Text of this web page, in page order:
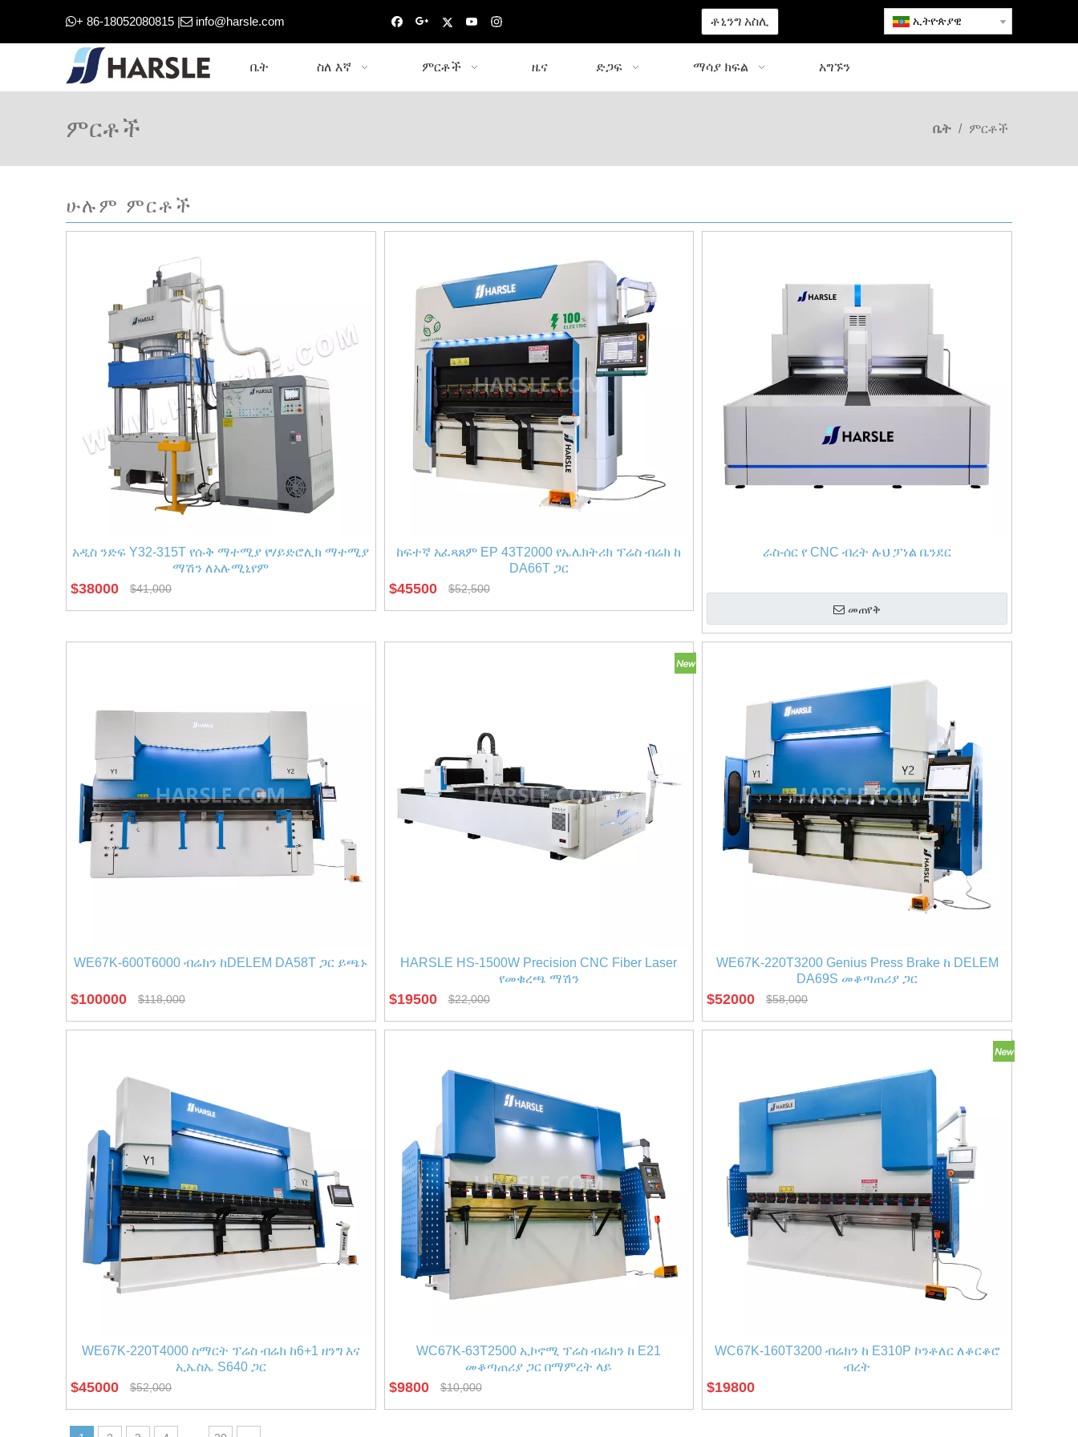
+ 86-18052080815 | info@harsle.com ቶኒንግ አስሊ ኢትዮጵያዊ
ቤት ስለ እኛ ምርቶች ዜና ድጋፍ ማሳያ ክፍል አግኙን
ምርቶች ቤት / ምርቶች
ሁሉም ምርቶች
አዲስ ንድፍ Y32-315T የሱቅ ማተሚያ የሃይድሮሊክ ማተሚያ
ማሽን ለአሉሚኒየም
$38000 $41,000
ከፍተኛ አፈጻጸም EP 43T2000 የኤሌክትሪክ ፕሬስ ብሬክ ከ
DA66T ጋር
$45500 $52,500
ራስ-ሰር የ CNC ብረት ሉህ ፓነል ቤንደር
መጠየቅ
WE67K-600T6000 ብሬክን ከDELEM DA58T ጋር ይጫኑ
$100000 $118,000
HARSLE HS-1500W Precision CNC Fiber Laser
የመቁረጫ ማሽን
$19500 $22,000
WE67K-220T3200 Genius Press Brake ከ DELEM
DA69S መቆጣጠሪያ ጋር
$52000 $58,000
WE67K-220T4000 ስማርት ፕሬስ ብሬክ ከ6+1 ዘንግ እና
ኢኤስኤ S640 ጋር
$45000 $52,000
WC67K-63T2500 ኢኮኖሚ ፕሬስ ብሬክን ከ E21
መቆጣጠሪያ ጋር በማምረት ላይ
$9800 $10,000
WC67K-160T3200 ብሬክን ከ E310P ኮንቶለር ለቆርቆሮ
ብረት
$19800